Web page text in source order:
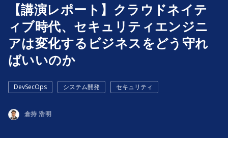
【講演レポート】クラウドネイテ
ィブ時代、セキュリティエンジニ
アは変化するビジネスをどう守れ
ばいいのか
DevSecOps システム開発 セキュリティ
倉持 浩明